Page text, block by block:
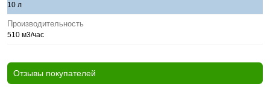
10 л
Производительность
510 м3/час
Отзывы покупателей